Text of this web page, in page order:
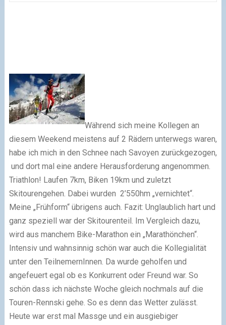
Während sich meine Kollegen an
diesem Weekend meistens auf 2 Rädern unterwegs waren,
habe ich mich in den Schnee nach Savoyen zurückgezogen,
und dort mal eine andere Herausforderung angenommen.
Triathlon! Laufen 7km, Biken 19km und zuletzt
Skitourengehen. Dabei wurden 2’550hm „vernichtet“.
Meine „Frühform“ übrigens auch. Fazit: Unglaublich hart und
ganz speziell war der Skitourenteil. Im Vergleich dazu,
wird aus manchem Bike-Marathon ein „Marathönchen“.
Intensiv und wahnsinnig schön war auch die Kollegialität
unter den TeilnemernInnen. Da wurde geholfen und
angefeuert egal ob es Konkurrent oder Freund war. So
schön dass ich nächste Woche gleich nochmals auf die
Touren-Rennski gehe. So es denn das Wetter zulässt.
Heute war erst mal Massge und ein ausgiebiger